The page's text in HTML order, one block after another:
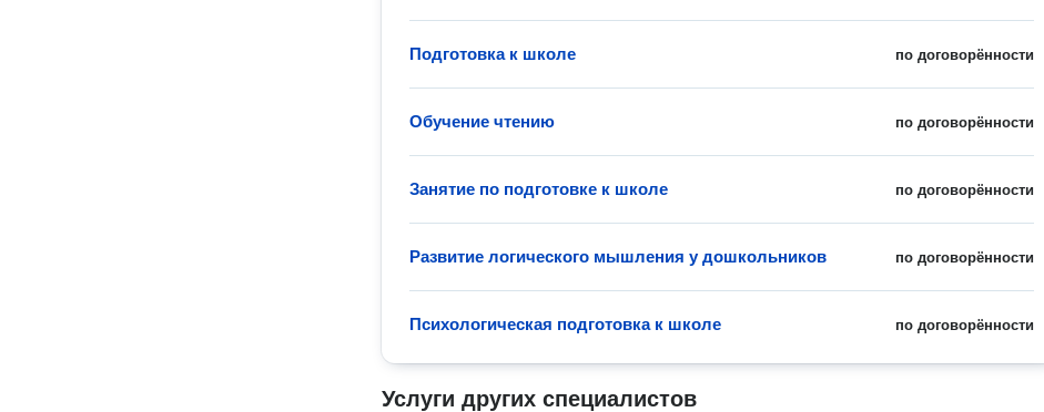
по договорённости
Подготовка к школе
по договорённости
Обучение чтению
по договорённости
Занятие по подготовке к школе
по договорённости
Развитие логического мышления у дошкольников
по договорённости
Психологическая подготовка к школе
Услуги других специалистов